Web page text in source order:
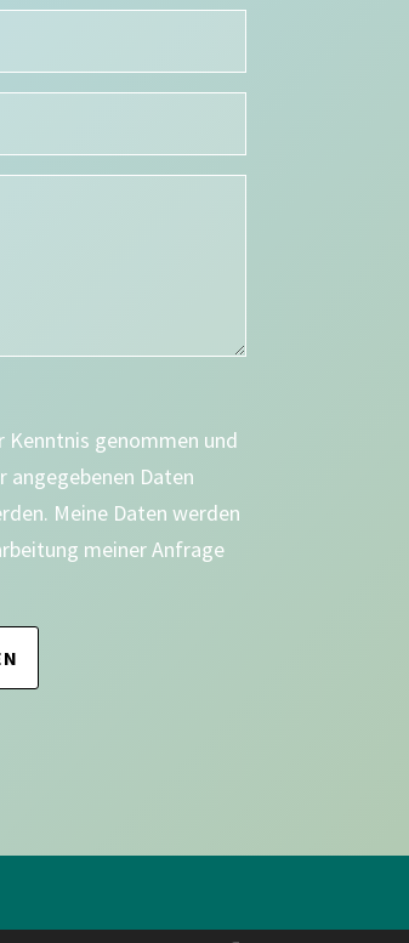
Kenntnis genommen und
angegebenen Daten
Meine Daten werden
meiner Anfrage